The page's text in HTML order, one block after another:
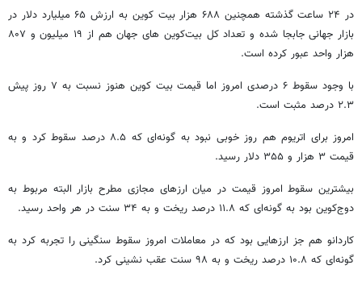
در ۲۴ ساعت گذشته همچنین ۶۸۸ هزار بیت کوین به ارزش ۶۵ میلیارد دلار در
بازار جهانی جابجا شده و تعداد کل بیت‌کوین های
جهان هم از ۱۹ میلیون و ۸۰۷
هزار واحد عبور کرده است.
با وجود سقوط ۶ درصدی امروز اما قیمت بیت کوین هنوز نسبت به ۷ روز پیش
۲.۳ درصد مثبت است.
امروز برای اتریوم هم روز خوبی نبود به گونه‌ای که ۸.۵ درصد سقوط کرد و به
قیمت ۳ هزار و ۳۵۵ دلار رسید.
بیشترین سقوط امروز قیمت در میان ارزهای مجازی مطرح بازار البته مربوط به
دوج‌کوین بود به گونه‌ای که ۱۱.۸ درصد ریخت و به ۳۴ سنت در هر واحد رسید.
کاردانو هم جز ارزهایی بود که در معاملات امروز سقوط سنگینی را تجربه کرد به
گونه‌ای که ۱۰.۸ درصد ریخت و به ۹۸ سنت عقب نشینی کرد.